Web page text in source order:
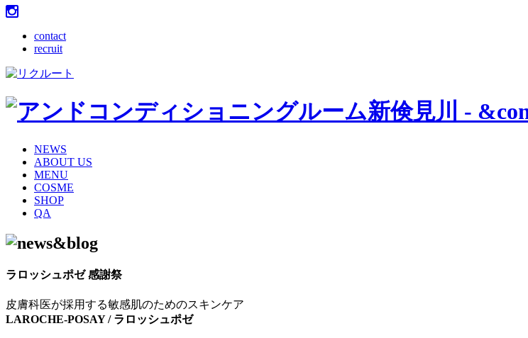
contact
recruit
NEWS
ABOUT US
MENU
COSME
SHOP
QA
ラロッシュポゼ 感謝祭
皮膚科医が採用する敏感肌のためのスキンケア
LAROCHE-POSAY / ラロッシュポゼ